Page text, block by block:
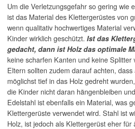
Um die Verletzungsgefahr so gering wie
ist das Material des Klettergerüstes von
wenn qualitativ hochwertiges Material
Kinder wirklich geschützt. Ist das
gedacht, dann ist Holz das optimale
keine scharfen Kanten und keine Splitter
Eltern sollten zudem darauf achten,
möglichst tief in das Holz gedreht
die Kinder nicht daran hängenbleiben
Edelstahl ist ebenfalls ein Material, was
Klettergerüste verwendet wird. Stahl ist
Holz, ist jedoch als Klettergerüst eher